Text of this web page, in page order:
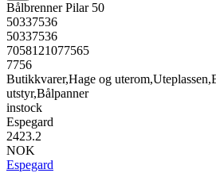
Bålbrenner Pilar 50
50337536
50337536
7058121077565
7756
Butikkvarer,Hage og
utstyr,Bålpanner
instock
Espegard
2423.2
NOK
Espegard